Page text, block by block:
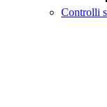
Controlli